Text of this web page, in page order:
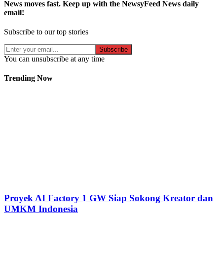
News moves fast. Keep up with the NewsyFeed News daily
email!
Subscribe to our top stories
Subscribe
You can unsubscribe at any time
Trending Now
Proyek AI Factory 1 GW Siap Sokong Kreator dan
UMKM Indonesia